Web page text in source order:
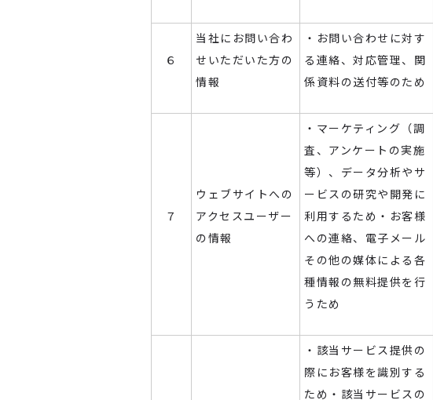
６
当社にお問い合わ
せいただいた方の
情報
・お問い合わせに対す
る連絡、対応管理、関
係資料の送付等のため
７
ウェブサイトへの
アクセスユーザー
の情報
・マーケティング（調
査、アンケートの実施
等）、データ分析やサ
ービスの研究や開発に
利用するため・お客様
への連絡、電子メール
その他の媒体による各
種情報の無料提供を行
うため
・該当サービス提供の
際にお客様を識別する
ため・該当サービスの